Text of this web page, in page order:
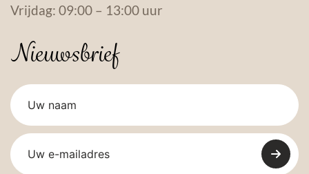
Vrijdag: 09:00 – 13:00 uur
Nieuwsbrief